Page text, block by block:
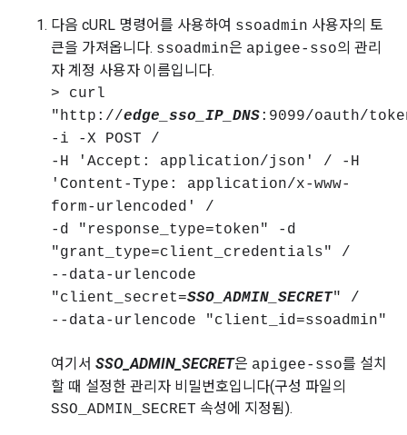
다음 cURL 명령어를 사용하여 ssoadmin 사용자의 토
큰을 가져옵니다. ssoadmin은 apigee-sso의 관리
자 계정 사용자 이름입니다.
> curl
"http://edge_sso_IP_DNS:9099/oauth/
-i -X POST /
-H 'Accept: application/json' / -H
'Content-Type: application/x-www-
form-urlencoded' /
-d "response_type=token" -d
"grant_type=client_credentials" /
--data-urlencode
"client_secret=SSO_ADMIN_SECRET" /
--data-urlencode "client_id=ssoadmin"
여기서 SSO_ADMIN_SECRET은 apigee-sso를 설치
할 때 설정한 관리자 비밀번호입니다(구성 파일의
SSO_ADMIN_SECRET 속성에 지정됨).